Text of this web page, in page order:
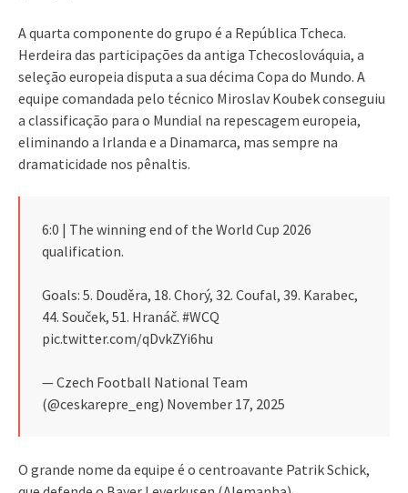
A quarta componente do grupo é a República Tcheca.
Herdeira das participações da antiga Tchecoslováquia, a
seleção europeia disputa a sua décima Copa do Mundo. A
equipe comandada pelo técnico Miroslav Koubek conseguiu
a classificação para o Mundial na repescagem europeia,
eliminando a Irlanda e a Dinamarca, mas sempre na
dramaticidade nos pênaltis.
6:0 | The winning end of the World Cup 2026
qualification.
Goals: 5. Douděra, 18. Chorý, 32. Coufal, 39. Karabec,
44. Souček, 51. Hranáč. #WCQ
pic.twitter.com/qDvkZYi6hu
— Czech Football National Team
(@ceskarepre_eng) November 17, 2025
O grande nome da equipe é o centroavante Patrik Schick,